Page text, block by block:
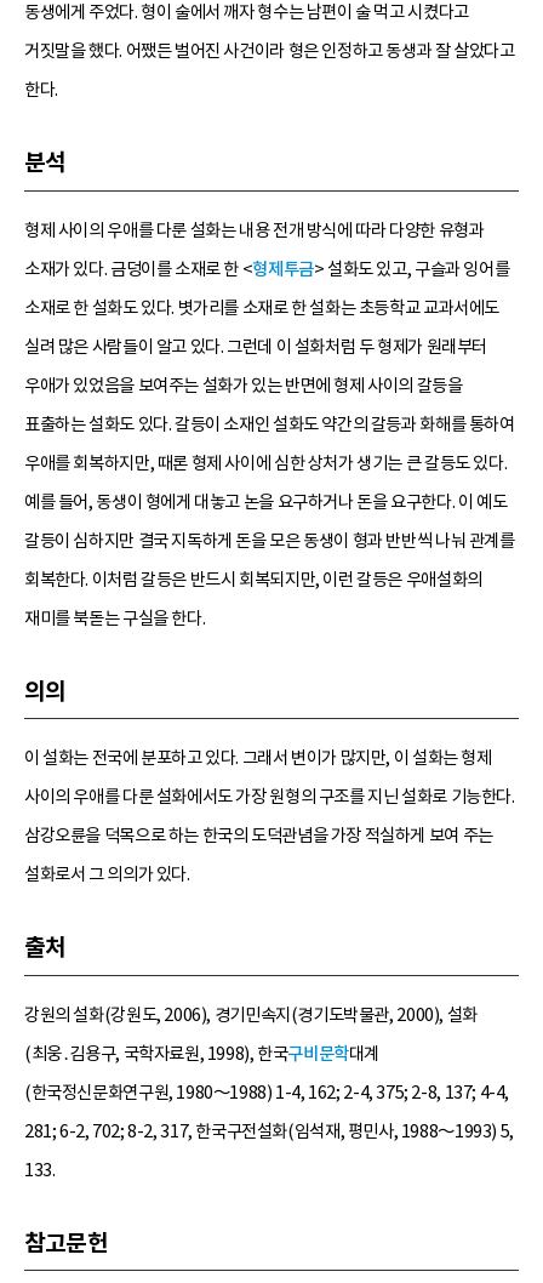
동생에게 주었다. 형이 술에서 깨자 형수는 남편이 술 먹고 시켰다고
거짓말을 했다. 어쨌든 벌어진 사건이라 형은 인정하고 동생과 잘 살았다고
한다.
분석
형제 사이의 우애를 다룬 설화는 내용 전개 방식에 따라 다양한 유형과
소재가 있다. 금덩이를 소재로 한 <형제투금> 설화도 있고, 구슬과 잉어를
소재로 한 설화도 있다. 볏가리를 소재로 한 설화는 초등학교 교과서에도
실려 많은 사람들이 알고 있다. 그런데 이 설화처럼 두 형제가 원래부터
우애가 있었음을 보여주는 설화가 있는 반면에 형제 사이의 갈등을
표출하는 설화도 있다. 갈등이 소재인 설화도 약간의 갈등과 화해를 통하여
우애를 회복하지만, 때론 형제 사이에 심한 상처가 생기는 큰 갈등도 있다.
예를 들어, 동생이 형에게 대놓고 논을 요구하거나 돈을 요구한다. 이 예도
갈등이 심하지만 결국 지독하게 돈을 모은 동생이 형과 반반씩 나눠 관계를
회복한다. 이처럼 갈등은 반드시 회복되지만, 이런 갈등은 우애설화의
재미를 북돋는 구실을 한다.
의의
이 설화는 전국에 분포하고 있다. 그래서 변이가 많지만, 이 설화는 형제
사이의 우애를 다룬 설화에서도 가장 원형의 구조를 지닌 설화로 기능한다.
삼강오륜을 덕목으로 하는 한국의 도덕관념을 가장 적실하게 보여 주는
설화로서 그 의의가 있다.
출처
강원의 설화(강원도, 2006), 경기민속지(경기도박물관, 2000), 설화
(최웅․김용구, 국학자료원, 1998), 한국구비문학대계
(한국정신문화연구원, 1980～1988) 1-4, 162; 2-4, 375; 2-8, 137; 4-4,
281; 6-2, 702; 8-2, 317, 한국구전설화(임석재, 평민사, 1988～1993) 5,
133.
참고문헌